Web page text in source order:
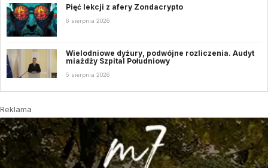
Pięć lekcji z afery Zondacrypto
6 sierpnia 2026
Wielodniowe dyżury, podwójne rozliczenia. Audyt
miażdży Szpital Południowy
5 sierpnia 2026
Reklama